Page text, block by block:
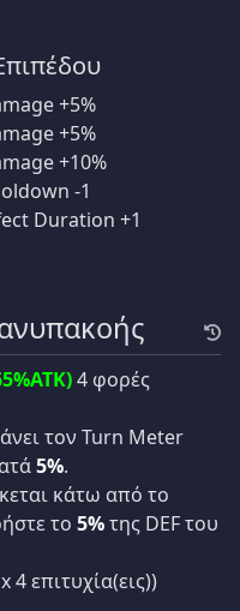
+5%
+5%
+10%
-1
Duration +1
4 φορές
τον Turn Meter
5%.
κάτω από το
το 5%της DEF του
4 επιτυχία(εις))